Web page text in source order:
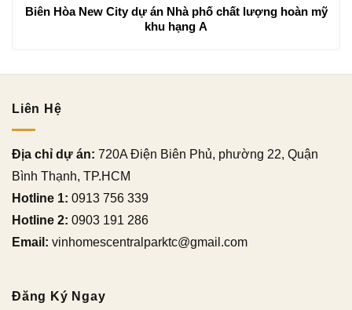
Biên Hòa New City dự án Nhà phố chất lượng hoàn mỹ
khu hạng A
Liên Hệ
Địa chỉ dự án: 720A Điện Biên Phủ, phường 22, Quận
Bình Thạnh, TP.HCM
Hotline 1: 0913 756 339
Hotline 2: 0903 191 286
Email: vinhomescentralparktc@gmail.com
Đăng Ký Ngay